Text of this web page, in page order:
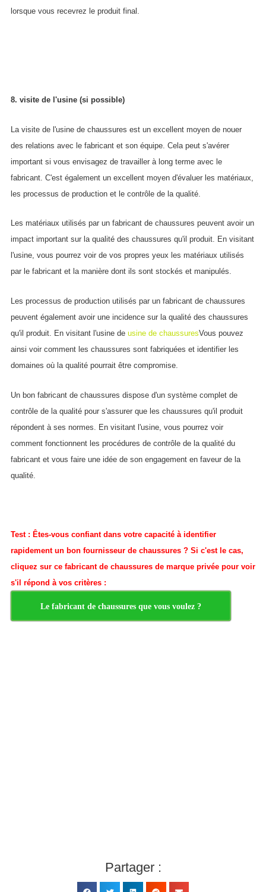
lorsque vous recevrez le produit final.
8. visite de l'usine (si possible)
La visite de l'usine de chaussures est un excellent moyen de nouer
des relations avec le fabricant et son équipe. Cela peut s'avérer
important si vous envisagez de travailler à long terme avec le
fabricant. C'est également un excellent moyen d'évaluer les matériaux,
les processus de production et le contrôle de la qualité.
Les matériaux utilisés par un fabricant de chaussures peuvent avoir un
impact important sur la qualité des chaussures qu'il produit. En visitant
l'usine, vous pourrez voir de vos propres yeux les matériaux utilisés
par le fabricant et la manière dont ils sont stockés et manipulés.
Les processus de production utilisés par un fabricant de chaussures
peuvent également avoir une incidence sur la qualité des chaussures
qu'il produit. En visitant l'usine de usine de chaussuresVous pouvez
ainsi voir comment les chaussures sont fabriquées et identifier les
domaines où la qualité pourrait être compromise.
Un bon fabricant de chaussures dispose d'un système complet de
contrôle de la qualité pour s'assurer que les chaussures qu'il produit
répondent à ses normes. En visitant l'usine, vous pourrez voir
comment fonctionnent les procédures de contrôle de la qualité du
fabricant et vous faire une idée de son engagement en faveur de la
qualité.
Test : Êtes-vous confiant dans votre capacité à identifier
rapidement un bon fournisseur de chaussures ? Si c'est le cas,
cliquez sur ce fabricant de chaussures de marque privée pour voir
s'il répond à vos critères :
Le fabricant de chaussures que vous voulez ?
Partager :